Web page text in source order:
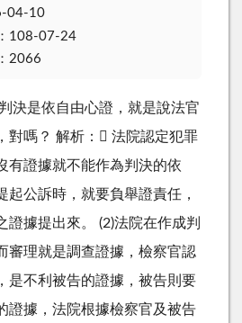
04-10
108-07-24
2066
決是依自由心證，就是說法官
對嗎？ 解析： 法院認定犯罪
有證據就不能作為判決的依
起公訴時，就要負舉證責任，
證據提出來。 (2)法院在作成判
審理就是調查證據，檢察官認
是不利被告的證據，被告則要
證據，法院根據檢察官及被告